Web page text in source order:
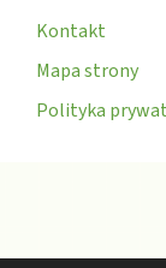
Kontakt
Mapa strony
Polityka